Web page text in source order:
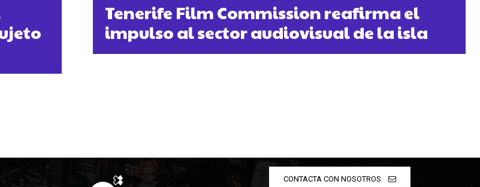
Tenerife Film Commission reafirma el
impulso al sector audiovisual de la isla
CONTACTA CON NOSOTROS